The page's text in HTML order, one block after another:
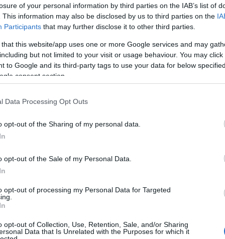
of your personal information by third parties on the IAB’s list of
This information may also be disclosed by us to third parties on the
Participants that may further disclose it to other third parties.
that this website/app uses one or more Google services and may
but not limited to your visit or usage behaviour. You may
to Google and its third-party tags to use your data for below
consent section.
Data Processing Opt Outs
opt-out of the Sharing of my personal data.
opt-out of the Sale of my Personal Data.
opt-out of processing my Personal Data for Targeted
opt-out of Collection, Use, Retention, Sale, and/or Sharing
Data that Is Unrelated with the Purposes for which it
tesztelés elősegítené az emberek
a gazdaság újjáépítését és működését.
hogy ez működjön, társadalmunknak sokkal
tesztelési kapacitásra lenne szüksége, mint
elérhető”
az Amazon további lépéseit a koronavírus
például arcmaszkokkal látta el a
ellenőrzést a raktárban dolgozók,
és a Whole Foods alkalmazottai számára.
ideiglenesen bezárta néhány üzletét,
az Amazon 4-star és az Amazon Pop Up